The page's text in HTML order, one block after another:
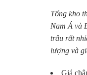
Tổng kho
Nam Á và
trâu rất
lượng và
Giá